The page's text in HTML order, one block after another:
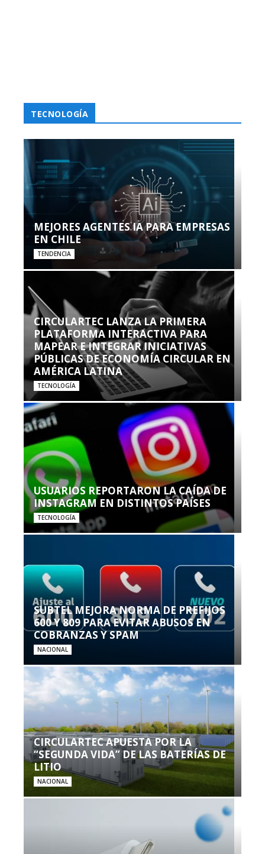
TECNOLOGÍA
MEJORES AGENTES IA PARA EMPRESAS
EN CHILE
TENDENCIA
CIRCULARTEC LANZA LA PRIMERA
PLATAFORMA INTERACTIVA PARA
MAPEAR E INTEGRAR INICIATIVAS
PÚBLICAS DE ECONOMÍA CIRCULAR EN
AMÉRICA LATINA
TECNOLOGÍA
USUARIOS REPORTARON LA CAÍDA DE
INSTAGRAM EN DISTINTOS PAÍSES
TECNOLOGÍA
SUBTEL MEJORA NORMA DE PREFIJOS
600 Y 809 PARA EVITAR ABUSOS EN
COBRANZAS Y SPAM
NACIONAL
CIRCULARTEC APUESTA POR LA
“SEGUNDA VIDA” DE LAS BATERÍAS DE
LITIO
NACIONAL